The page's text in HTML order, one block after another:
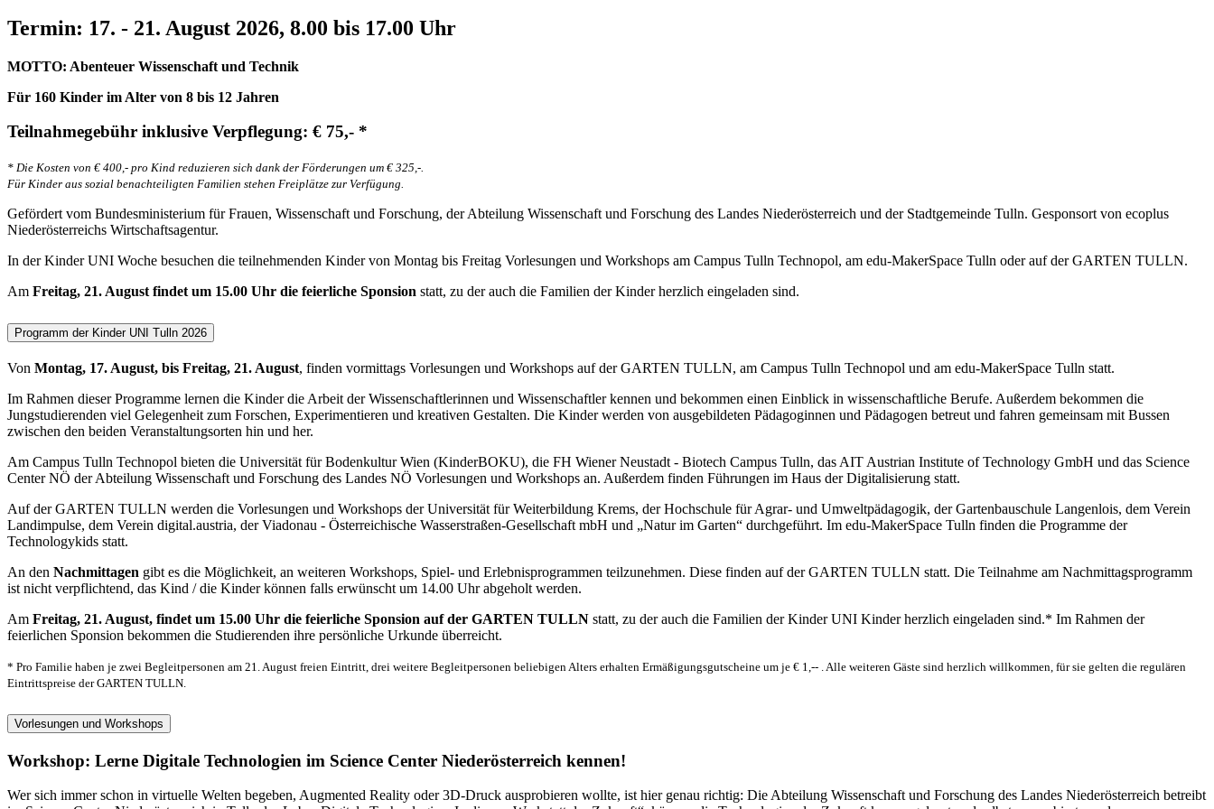
Termin: 17. - 21. August 2026, 8.00 bis 17.00 Uhr
MOTTO: Abenteuer Wissenschaft und Technik
Für 160 Kinder im Alter von 8 bis 12 Jahren
Teilnahmegebühr inklusive Verpflegung: € 75,- *
* Die Kosten von € 400,- pro Kind reduzieren sich dank der Förderungen um € 325,-.
Für Kinder aus sozial benachteiligten Familien stehen Freiplätze zur Verfügung.
Gefördert vom Bundesministerium für Frauen, Wissenschaft und Forschung, der Abteilung Wissenschaft und Forschung des Landes Niederösterreich und der Stadtgemeinde Tulln. Gesponsort von ecoplus
Niederösterreichs Wirtschaftsagentur.
In der Kinder UNI Woche besuchen die teilnehmenden Kinder von Montag bis Freitag Vorlesungen und Workshops am Campus Tulln Technopol, am edu-MakerSpace Tulln oder auf der GARTEN TULLN.
Am Freitag, 21. August findet um 15.00 Uhr die feierliche Sponsion statt, zu der auch die Familien der Kinder herzlich eingeladen sind.
Programm der Kinder UNI Tulln 2026
Von Montag, 17. August, bis Freitag, 21. August, finden vormittags Vorlesungen und Workshops auf der GARTEN TULLN, am Campus Tulln Technopol und am edu-MakerSpace Tulln statt.
Im Rahmen dieser Programme lernen die Kinder die Arbeit der Wissenschaftlerinnen und Wissenschaftler kennen und bekommen einen Einblick in wissenschaftliche Berufe. Außerdem bekommen die
Jungstudierenden viel Gelegenheit zum Forschen, Experimentieren und kreativen Gestalten. Die Kinder werden von ausgebildeten Pädagoginnen und Pädagogen betreut und fahren gemeinsam mit Bussen
zwischen den beiden Veranstaltungsorten hin und her.
Am Campus Tulln Technopol bieten die Universität für Bodenkultur Wien (KinderBOKU), die FH Wiener Neustadt - Biotech Campus Tulln, das AIT Austrian Institute of Technology GmbH und das Science
Center NÖ der Abteilung Wissenschaft und Forschung des Landes NÖ Vorlesungen und Workshops an. Außerdem finden Führungen im Haus der Digitalisierung statt.
Auf der GARTEN TULLN werden die Vorlesungen und Workshops der Universität für Weiterbildung Krems, der Hochschule für Agrar- und Umweltpädagogik, der Gartenbauschule Langenlois, dem Verein
Landimpulse, dem Verein digital.austria, der Viadonau - Österreichische Wasserstraßen-Gesellschaft mbH und „Natur im Garten“ durchgeführt. Im edu-MakerSpace Tulln finden die Programme der
Technologykids statt.
An den Nachmittagen gibt es die Möglichkeit, an weiteren Workshops, Spiel- und Erlebnisprogrammen teilzunehmen. Diese finden auf der GARTEN TULLN statt. Die Teilnahme am Nachmittagsprogramm
ist nicht verpflichtend, das Kind / die Kinder können falls erwünscht um 14.00 Uhr abgeholt werden.
Am Freitag, 21. August, findet um 15.00 Uhr die feierliche Sponsion auf der GARTEN TULLN statt, zu der auch die Familien der Kinder UNI Kinder herzlich eingeladen sind.* Im Rahmen der
feierlichen Sponsion bekommen die Studierenden ihre persönliche Urkunde überreicht.
* Pro Familie haben je zwei Begleitpersonen am 21. August freien Eintritt, drei weitere Begleitpersonen beliebigen Alters erhalten Ermäßigungsgutscheine um je € 1,-- . Alle weiteren Gäste sind herzlich willkommen, für sie gelten die regulären
Eintrittspreise der GARTEN TULLN.
Vorlesungen und Workshops
Workshop: Lerne Digitale Technologien im Science Center Niederösterreich kennen!
Wer sich immer schon in virtuelle Welten begeben, Augmented Reality oder 3D-Druck ausprobieren wollte, ist hier genau richtig: Die Abteilung Wissenschaft und Forschung des Landes Niederösterreich betreibt